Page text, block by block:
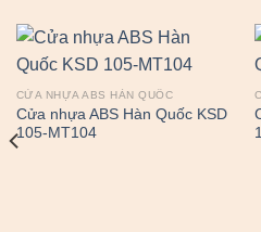
CỬA NHỰA ABS HÀN QUỐC
Cửa nhựa ABS Hàn Quốc KSD
105-MT104